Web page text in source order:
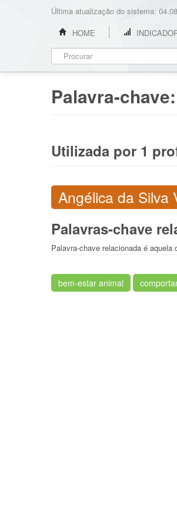
Última atualização do sistema:
HOME
Palavra-chave:
Utilizada por 1
Angélica da Silva
Palavras-chave
Palavra-chave relacionada é
bem-estar animal